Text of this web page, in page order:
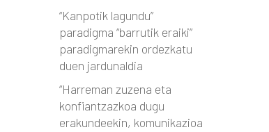
“Kanpotik lagundu”
paradigma “barrutik eraiki”
paradigmarekin ordezkatu
duen jardunaldia
“Harreman zuzena eta
konfiantzazkoa dugu
erakundeekin, komunikazioa